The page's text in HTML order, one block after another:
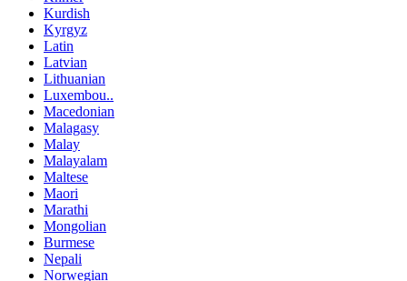
Kurdish
Kyrgyz
Latin
Latvian
Lithuanian
Luxembou..
Macedonian
Malagasy
Malay
Malayalam
Maltese
Maori
Marathi
Mongolian
Burmese
Nepali
Norwegian